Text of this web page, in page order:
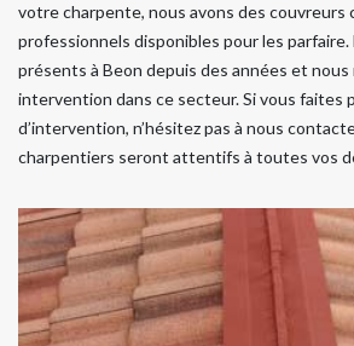
votre charpente, nous avons des couvreurs
professionnels disponibles pour les parfaire.
présents à Beon depuis des années et
intervention dans ce secteur. Si vous faites
d’intervention, n’hésitez pas à nous
charpentiers seront attentifs à toutes vos